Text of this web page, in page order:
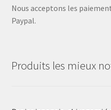
Nous acceptons les
Paypal.
Produits les mieux